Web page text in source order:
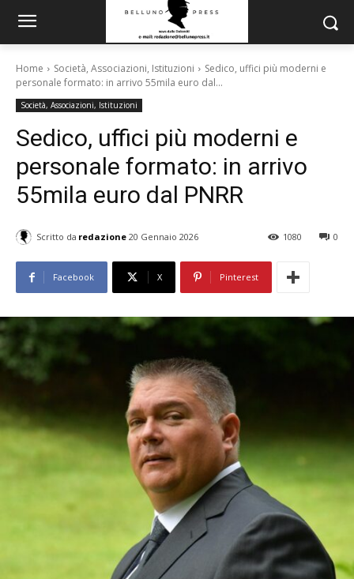
Home Società, Associazioni, Istituzioni
Sedico, uffici più moderni e
personale formato: in arrivo 55mila euro dal...
Società, Associazioni, Istituzioni
Sedico, uffici più moderni e
personale formato: in arrivo
55mila euro dal PNRR
Scritto da redazione 20 Gennaio 2026 0
1080
Facebook X Pinterest